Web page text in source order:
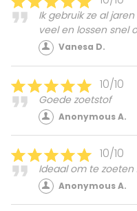
Ik gebruik ze al
veel en lossen snel
Vanesa D.
10/10
Goede zoetstof
Anonymous A.
10/10
Ideaal om te
Anonymous A.